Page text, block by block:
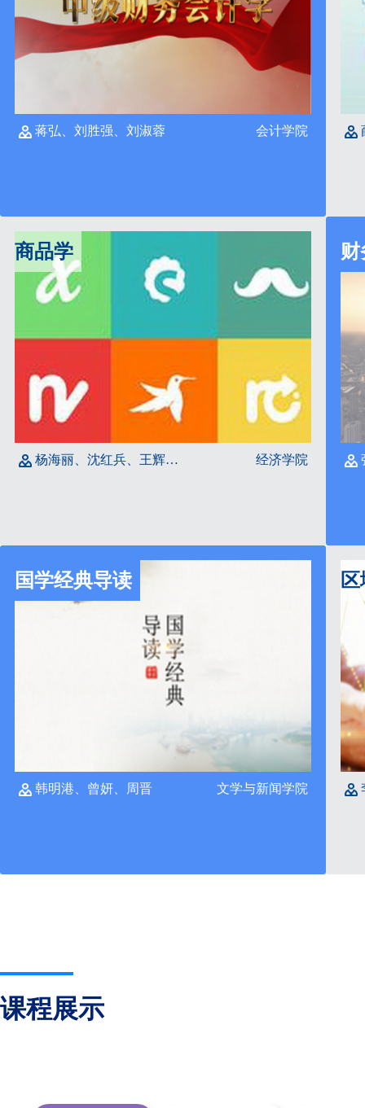
蒋弘、刘胜强、刘淑蓉 会计学院
商品学
杨海丽、沈红兵、王辉、张驰 经济学院
国学经典导读
韩明港、曾妍、周晋 文学与新闻学院
课程展示